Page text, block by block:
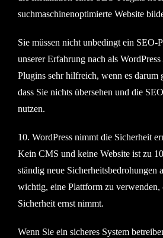
suchmaschinenoptimierte Website
Sie müssen nicht unbedingt ein SEO-
unserer Erfahrung nach als
Plugins sehr hilfreich, wenn es darum
dass Sie nichts übersehen und die
nutzen.
10. WordPress nimmt die Sicherheit
Kein CMS und keine Website ist zu
ständig neue Sicherheitsbedrohungen
wichtig, eine Plattform zu
Sicherheit ernst nimmt.
Wenn Sie ein sicheres System